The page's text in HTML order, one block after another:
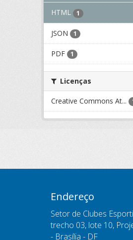
HTML 1
JSON 1
PDF 1
Licenças
Creative Commons At...
Endereço
Setor de Clubes
trecho 03, lote 10,
- Brasília - DF